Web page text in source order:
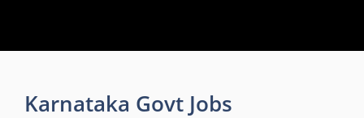
Karnataka Govt Jobs